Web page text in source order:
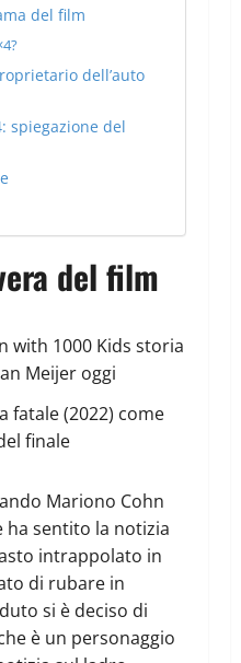
del film
dell’auto
spiegazione del
del film
with 1000 Kids storia
Meijer oggi
fatale (2022) come
finale
Mariono Cohn
ha sentito la notizia
intrappolato in
di rubare in
si è deciso di
è un personaggio